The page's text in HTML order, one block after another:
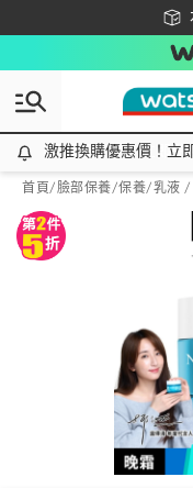
激推換購優惠價！立即點
激推換購優惠價！立
首頁/臉部保養/保養/乳液 /